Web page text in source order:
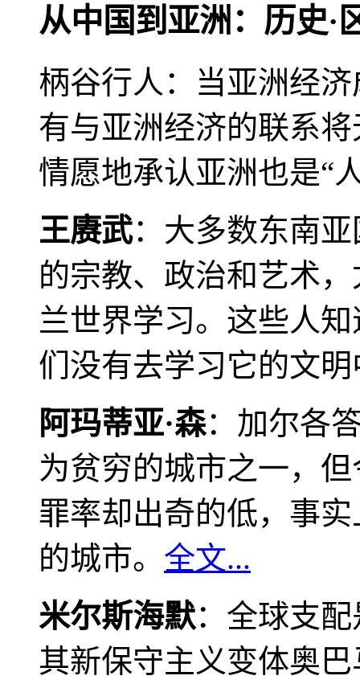
从中国到亚洲：历史·
柄谷行人：当亚洲经
有与亚洲经济的联系
情愿地承认亚洲也是“
王赓武：大多数东南
的宗教、政治和艺术
兰世界学习。这些人
们没有去学习它的文
阿玛蒂亚·森：加尔各
为贫穷的城市之一，
罪率却出奇的低，事
的城市。 全文...
米尔斯海默：全球支
其新保守主义变体奥